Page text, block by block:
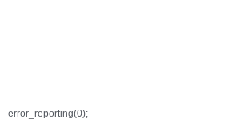
error_reporting(0);